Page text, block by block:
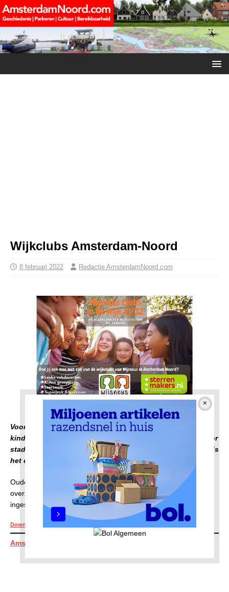
Wijkclubs Amsterdam-Noord
8 februari 2022 Redactie AmsterdamNoord com
Voor de kinderen zijn er Wijkclubs en deze zijn voor elk
kind in Amsterdam-Noord toegankelijk voor deelname. Voor
stadspas kinderen is de Wijkclub geheel gratis en anders is
het een symbolisch bedrag van 10 euro voor 15 lessen.
Ouders kunnen hun kinderen vanaf nu inschrijven. Dit is het
overzicht van alle Wijkclubs en waar er kan worden
ingeschreven: Wijkclubs activiteiten – Sterrenmakers
Downloaden
Amsterdam Noord